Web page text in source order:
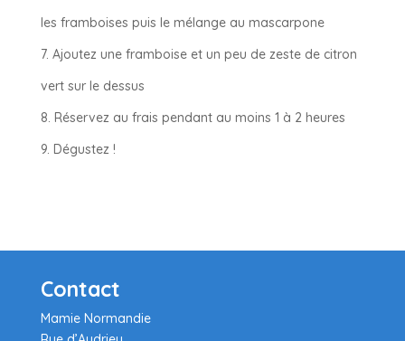
les framboises puis le mélange au mascarpone
Ajoutez une framboise et un peu de zeste de citron
vert sur le dessus
Réservez au frais pendant au moins 1 à 2 heures
Dégustez !
Contact
Mamie Normandie